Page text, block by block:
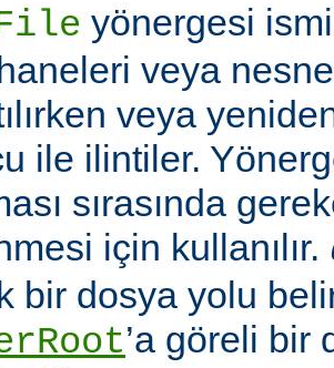
yönergesi
veya
veya
ile ilintiler.
sırasında
için kullanılır.
bir dosya yolu
’a göreli bir